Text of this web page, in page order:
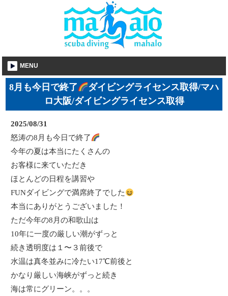
MENU
8月も今日で終了
ダイビングライセンス取得/マハ
ロ大阪/ダイビングライセンス取得
2025/08/31
怒涛の8月も今日で終了
今年の夏は本当にたくさんの
お客様に来ていただき
ほとんどの日程を講習や
FUNダイビングで満席終了でした
本当にありがとうございました！
ただ今年の8月の和歌山は
10年に一度の厳しい潮がずっと
続き透明度は１〜３前後で
水温は真冬並みに冷たい17℃前後と
かなり厳しい海峡がずっと続き
海は常にグリーン。。。